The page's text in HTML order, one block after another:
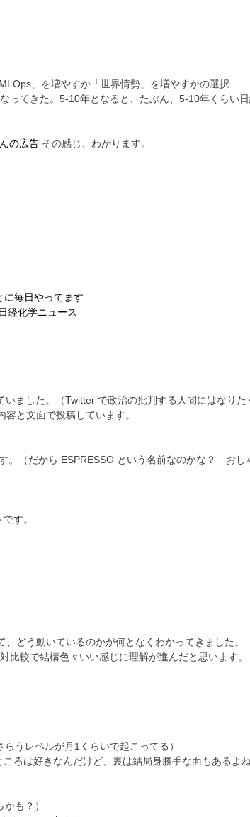
」を増やすか「世界情勢」を増やすかの選択
てきた。5-10年となると、たぶん、5-10年くらい日
の広告 その感じ、わかります。
に毎日やってます
経化学ニュース
ました。（Twitter で政治の批判する人間にはなりた
と文面で投稿しています。
。（だから ESPRESSO という名前なのかな？ おし
す。
どう動いているのかが何となくわかってきました。
較で結構色々いい感じに理解が進んだと思います。
うレベルが月1くらいで起こってる）
ろは好きなんだけど、裏は結局身勝手な面もあるよね
も？）